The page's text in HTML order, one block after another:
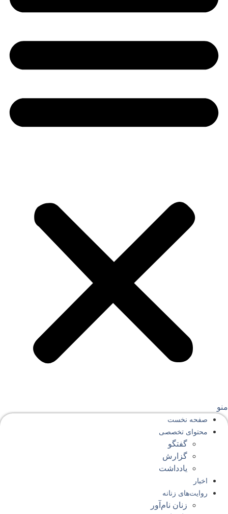
صفحه‌ نخست
محتوای‌ تخصصی
گفتگو
گزارش
یادداشت
اخبار
روایت‌های زنانه
زنان نام‌آور